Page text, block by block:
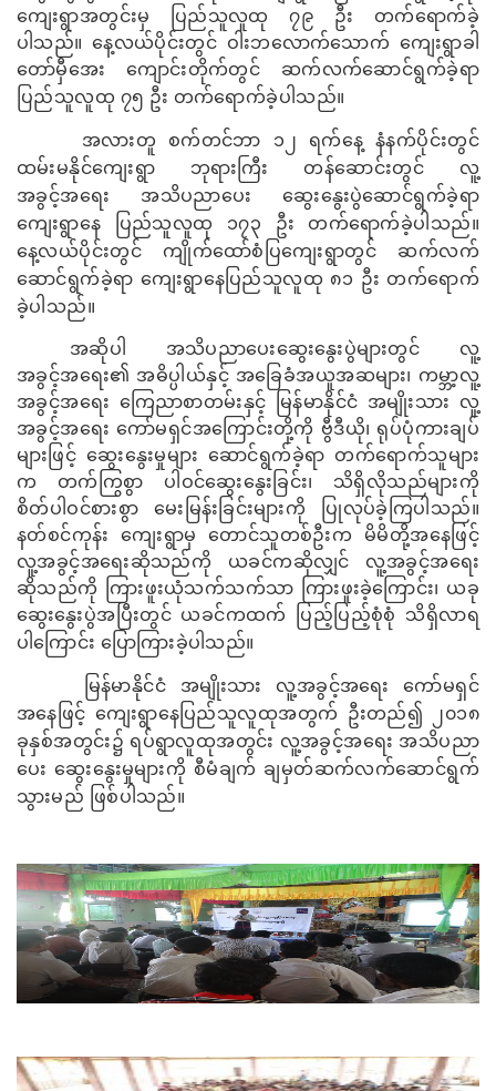
ကျေးရွာအတွင်းမှ ပြည်သူလူထု ၇၉ ဦး တက်ရောက်ခဲ့
ပါသည်။ နေ့လယ်ပိုင်းတွင် ဝါးဘလောက်သောက် ကျေးရွာခါ
တော်မှီအေး ကျောင်းတိုက်တွင် ဆက်လက်ဆောင်ရွက်ခဲ့ရာ
ပြည်သူလူထု ၇၅ ဦး တက်ရောက်ခဲ့ပါသည်။
အလားတူ စက်တင်ဘာ ၁၂ ရက်နေ့ နံနက်ပိုင်းတွင်
ထမ်းမနိုင်ကျေးရွာ ဘုရားကြီး တန်ဆောင်းတွင် လူ့
အခွင့်အရေး အသိပညာပေး ဆွေးနွေးပွဲဆောင်ရွက်ခဲ့ရာ
ကျေးရွာနေ ပြည်သူလူထု ၁၇၃ ဦး တက်ရောက်ခဲ့ပါသည်။
နေ့လယ်ပိုင်းတွင် ကျိုက်ထော်စံပြကျေးရွာတွင် ဆက်လက်
ဆောင်ရွက်ခဲ့ရာ ကျေးရွာနေပြည်သူလူထု ၈၁ ဦး တက်ရောက်
ခဲ့ပါသည်။
အဆိုပါ အသိပညာပေးဆွေးနွေးပွဲများတွင် လူ့
အခွင့်အရေး၏ အဓိပ္ပါယ်နှင့် အခြေခံအယူအဆများ၊ ကမ္ဘာ့လူ့
အခွင့်အရေး ကြေညာစာတမ်းနှင့် မြန်မာနိုင်ငံ အမျိုးသား လူ့
အခွင့်အရေး ကော်မရှင်အကြောင်းတို့ကို ဗွီဒီယို၊ ရုပ်ပုံကားချပ်
များဖြင့် ဆွေးနွေးမှုများ ဆောင်ရွက်ခဲ့ရာ တက်ရောက်သူများ
က တက်ကြွစွာ ပါဝင်ဆွေးနွေးခြင်း၊ သိရှိလိုသည်များကို
စိတ်ပါဝင်စားစွာ မေးမြန်းခြင်းများကို ပြုလုပ်ခဲ့ကြပါသည်။
နတ်စင်ကုန်း ကျေးရွာမှ တောင်သူတစ်ဦးက မိမိတို့အနေဖြင့်
လူ့အခွင့်အရေးဆိုသည်ကို ယခင်ကဆိုလျှင် လူ့အခွင့်အရေး
ဆိုသည်ကို ကြားဖူးယုံသက်သက်သာ ကြားဖူးခဲ့ကြောင်း၊ ယခု
ဆွေးနွေးပွဲအပြီးတွင် ယခင်ကထက် ပြည့်ပြည့်စုံစုံ သိရှိလာရ
ပါကြောင်း ပြောကြားခဲ့ပါသည်။
မြန်မာနိုင်ငံ အမျိုးသား လူ့အခွင့်အရေး ကော်မရှင်
အနေဖြင့် ကျေးရွာနေပြည်သူလူထုအတွက် ဦးတည်၍ ၂၀၁၈
ခုနှစ်အတွင်း၌ ရပ်ရွာလူထုအတွင်း လူ့အခွင့်အရေး အသိပညာ
ပေး ဆွေးနွေးမှုများကို စီမံချက် ချမှတ်ဆက်လက်ဆောင်ရွက်
သွားမည် ဖြစ်ပါသည်။